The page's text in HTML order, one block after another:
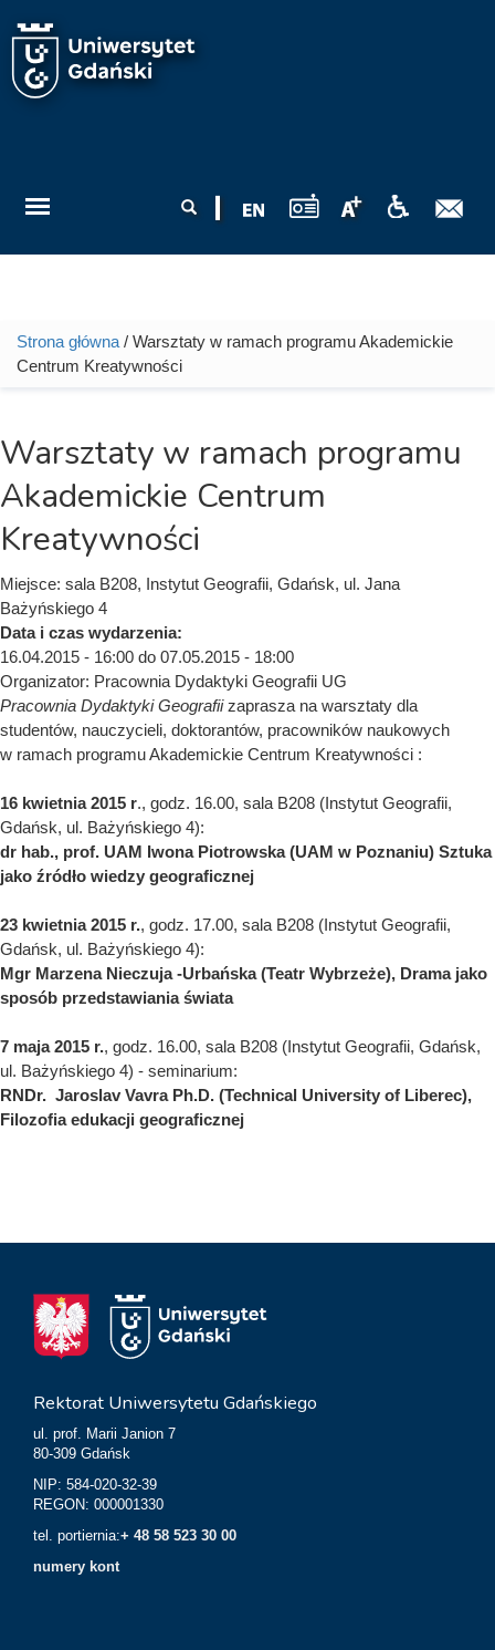
wyszukiwania
Jesteś tutaj
Strona główna / Warsztaty w ramach programu Akademickie
Centrum Kreatywności
Warsztaty w ramach programu
Akademickie Centrum
Kreatywności
Miejsce: sala B208, Instytut Geografii, Gdańsk, ul. Jana
Bażyńskiego 4
Data i czas wydarzenia:
16.04.2015 - 16:00 do 07.05.2015 - 18:00
Organizator: Pracownia Dydaktyki Geografii UG
Pracownia Dydaktyki Geografiizaprasza na warsztaty dla
studentów, nauczycieli, doktorantów, pracowników naukowych
w ramach programu Akademickie Centrum Kreatywności :
16 kwietnia 2015 r., godz. 16.00, sala B208 (Instytut Geografii,
Gdańsk, ul. Bażyńskiego 4):
dr hab., prof. UAM Iwona Piotrowska (UAM w Poznaniu) Sztuka
jako źródło wiedzy geograficznej
23 kwietnia 2015 r., godz. 17.00, sala B208 (Instytut Geografii,
Gdańsk, ul. Bażyńskiego 4):
Mgr Marzena Nieczuja -Urbańska (Teatr Wybrzeże), Drama jako
sposób przedstawiania świata
7 maja 2015 r., godz. 16.00, sala B208 (Instytut Geografii, Gdańsk,
ul. Bażyńskiego 4) - seminarium:
RNDr. Jaroslav Vavra Ph.D. (Technical University of Liberec),
Filozofia edukacji geograficznej
Rektorat Uniwersytetu Gdańskiego
ul. prof. Marii Janion 7
80-309 Gdańsk
NIP: 584-020-32-39
REGON: 000001330
tel. portiernia:+ 48 58 523 30 00
numery kont